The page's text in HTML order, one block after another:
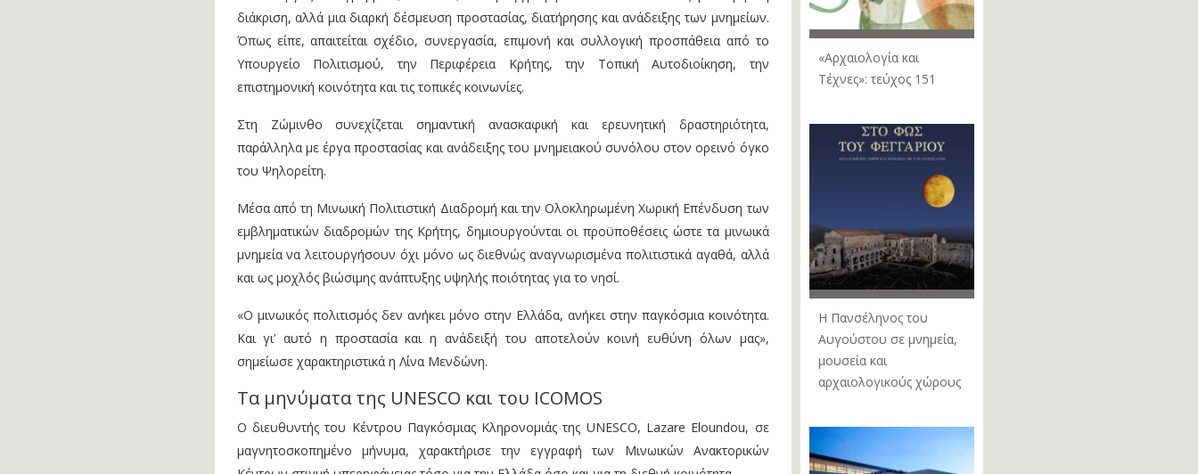
διάκριση, αλλά μια διαρκή δέσμευση προστασίας, διατήρησης και ανάδειξης των μνημείων.
Όπως είπε, απαιτείται σχέδιο, συνεργασία, επιμονή και συλλογική προσπάθεια από το
Υπουργείο Πολιτισμού, την Περιφέρεια Κρήτης, την Τοπική Αυτοδιοίκηση, την
επιστημονική κοινότητα και τις τοπικές κοινωνίες.
Στη Ζώμινθο συνεχίζεται σημαντική ανασκαφική και ερευνητική δραστηριότητα,
παράλληλα με έργα προστασίας και ανάδειξης του μνημειακού συνόλου στον ορεινό όγκο
του Ψηλορείτη.
Μέσα από τη Μινωική Πολιτιστική Διαδρομή και την Ολοκληρωμένη Χωρική Επένδυση των
εμβληματικών διαδρομών της Κρήτης, δημιουργούνται οι προϋποθέσεις ώστε τα μινωικά
μνημεία να λειτουργήσουν όχι μόνο ως διεθνώς αναγνωρισμένα πολιτιστικά αγαθά, αλλά
και ως μοχλός βιώσιμης ανάπτυξης υψηλής ποιότητας για το νησί.
«Ο μινωικός πολιτισμός δεν ανήκει μόνο στην Ελλάδα, ανήκει στην παγκόσμια κοινότητα.
Και γι’ αυτό η προστασία και η ανάδειξή του αποτελούν κοινή ευθύνη όλων μας»,
σημείωσε χαρακτηριστικά η Λίνα Μενδώνη.
Τα μηνύματα της UNESCO και του ICOMOS
Ο διευθυντής του Κέντρου Παγκόσμιας Κληρονομιάς της UNESCO, Lazare Eloundou, σε
μαγνητοσκοπημένο μήνυμα, χαρακτήρισε την εγγραφή των Μινωικών Ανακτορικών
«Αρχαιολογία και
Τέχνες»: τεύχος 151
Η Πανσέληνος του
Αυγούστου σε μνημεία,
μουσεία και
αρχαιολογικούς χώρους